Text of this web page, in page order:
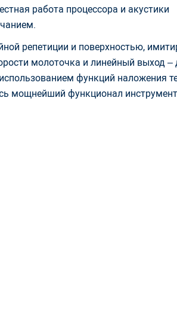
работа процессора и акустики
репетиции и поверхностью,
молоточка и линейный выход –
функций наложения
мощнейший функционал